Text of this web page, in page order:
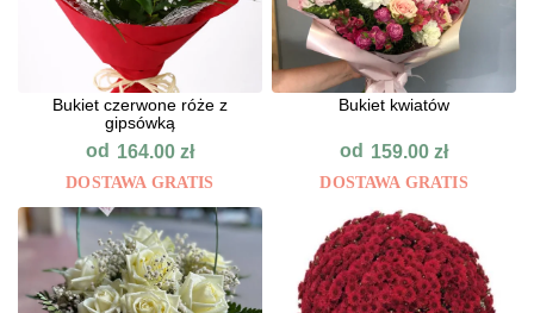
Bukiet czerwone róże z
gipsówką
od 164.00 zł
DOSTAWA GRATIS
Bukiet kwiatów
od 159.00zł
DOSTAWA GRATIS